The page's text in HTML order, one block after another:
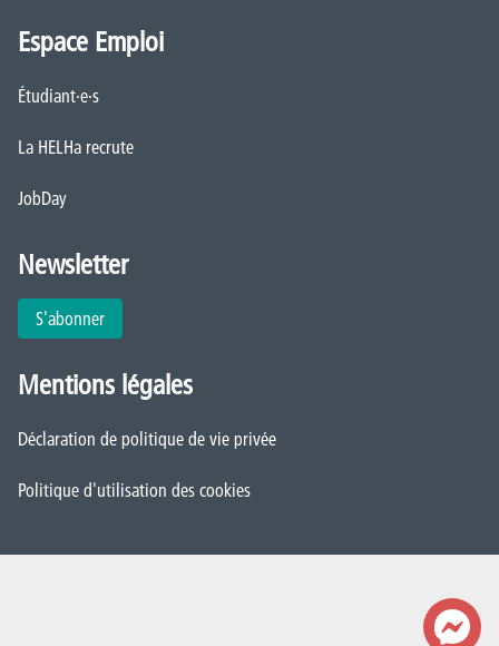
Espace Emploi
Étudiant·e·s
La HELHa recrute
JobDay
Newsletter
S'abonner
Mentions légales
Déclaration de politique de vie privée
Politique d'utilisation des cookies